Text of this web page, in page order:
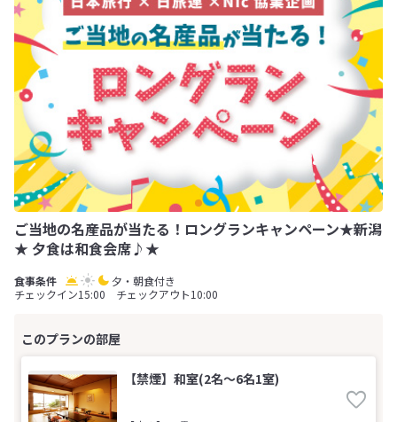
ご当地の名産品が当たる！ロングランキャンペーン★新潟
★ 夕食は和食会席♪★
夕・朝食付き
チェックイン15:00 チェックアウト10:00
【禁煙】和室(2名～6名1室)